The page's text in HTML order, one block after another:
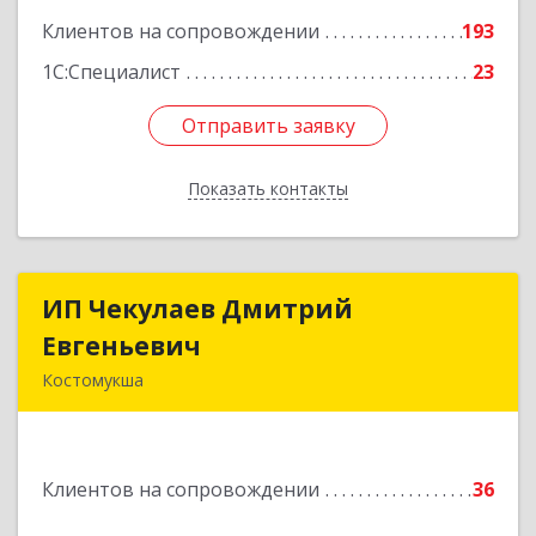
Клиентов на сопровождении
193
1С:Специалист
23
Отправить заявку
Показать контакты
Отправить заявку
Назад
ИП Чекулаев Дмитрий
Евгеньевич
Костомукша
Клиентов на сопровождении 36
ИП Чекулаев Дмитрий